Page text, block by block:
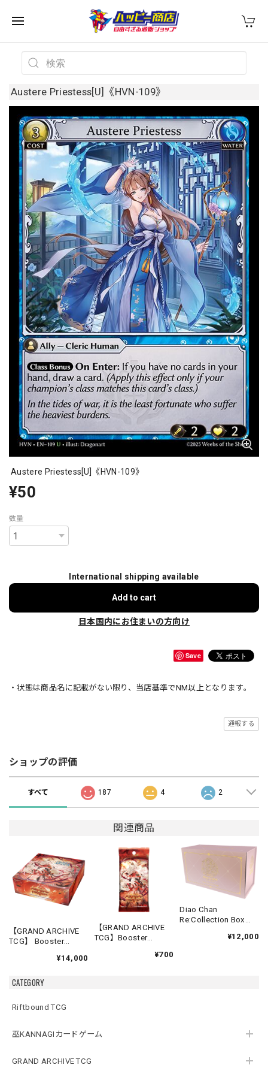
CATEGORY
Riftbound TCG
巫KANNAGIカードゲーム
GRAND ARCHIVE TCG
Austere Priestess[U]《HVN-109》
Austere Priestess[U]《HVN-109》
¥50
数量
International shipping available
Add to cart
日本国内にお住まいの方向け
Save
・状態は商品名に記載がない限り、当店基準でNM以上となります。
通報する
ショップの評価
すべて 187 4 2
関連商品
【GRAND ARCHIVE
TCG】 Booster
【Abyssal Heaven】
¥14,000
【GRAND ARCHIVE
TCG】Booster
Heaven】《英語版》
¥700
Diao Chan
Re:Collection Box
¥12,000